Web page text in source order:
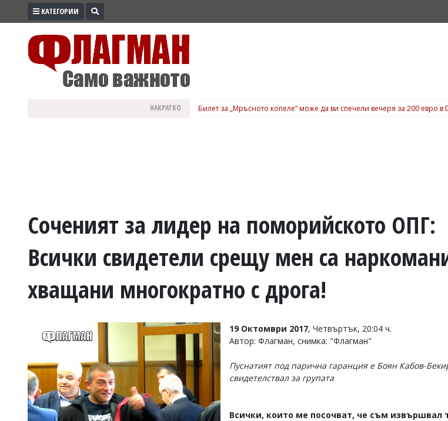
ПРОМО
ВОЙНАТА
УКРАЙНА
СПОРТ
РАЗСЛЕДВАНЕ
Управители:
Веселин
Василев,
v.vasilev@flagman.bg
КАТЕГОРИИ
НАКРАТКО Билет за „Мръсното копеле“ може да ви спечели вечеря за 200 евро в
Соченият за лидер на поморийското ОПГ:
Всички свидетели срещу мен са
хващани многократно с дрога!
19 Октомври 2017, Четвъртък, 20:04 ч.
Автор: Флагман, снимка: "Флагман"
Пуснатият под парична гаранция е Боян Кабов-
свидетелствал за групата
Всички, които ме посочват, че съм извършвал